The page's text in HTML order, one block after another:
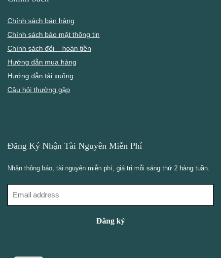
Chính sách bán hàng
Chính sách bảo mật thông tin
Chính sách đổi – hoàn tiền
Hướng dẫn mua hàng
Hướng dẫn tải xuống
Câu hỏi thường gặp
Đăng Ký Nhận Tài Nguyên Miễn Phí
Nhận thông báo, tài nguyên miễn phí, giá trị mỗi sáng thứ 2 hàng tuần.